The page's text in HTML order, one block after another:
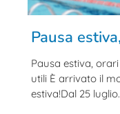
Pausa
Pausa estiva,
utili È arrivato il
estiva!Dal 25